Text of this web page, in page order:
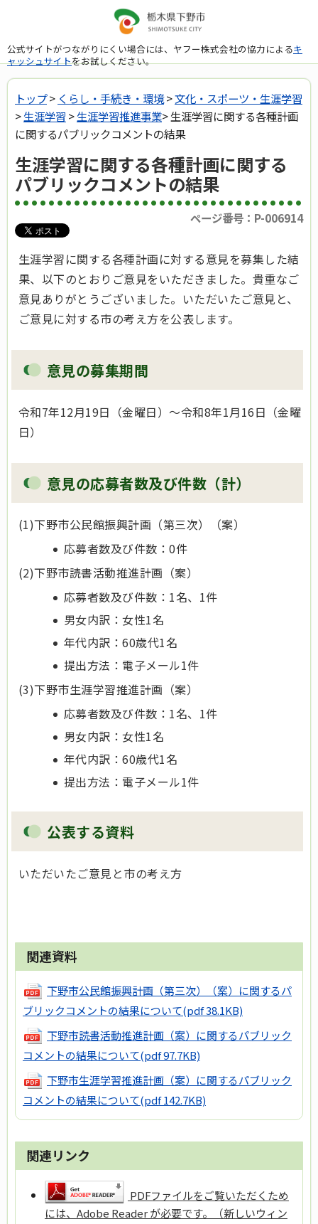
公式サイトがつながりにくい場合には、ヤフー株式会社の協力によるキ
ャッシュサイトをお試しください。
トップ> くらし・手続き・環境>文化・スポーツ・生涯学習
>生涯学習 >生涯学習推進事業> 生涯学習に関する各種計画
に関するパブリックコメントの結果
生涯学習に関する各種計画に関する
パブリックコメントの結果
ページ番号：P-006914
生涯学習に関する各種計画に対する意見を募集した結
果、以下のとおりご意見をいただきました。貴重なご
意見ありがとうございました。いただいたご意見と、
ご意見に対する市の考え方を公表します。
意見の募集期間
令和7年12月19日（金曜日）～令和8年1月16日（金曜
日）
意見の応募者数及び件数（計）
(1)下野市公民館振興計画（第三次）（案）
応募者数及び件数：0件
(2)下野市読書活動推進計画（案）
応募者数及び件数：1名、1件
男女内訳：女性1名
年代内訳：60歳代1名
提出方法：電子メール1件
(3)下野市生涯学習推進計画（案）
応募者数及び件数：1名、1件
男女内訳：女性1名
年代内訳：60歳代1名
提出方法：電子メール1件
公表する資料
いただいたご意見と市の考え方
関連資料
下野市公民館振興計画（第三次）（案）に関するパ
ブリックコメントの結果について(pdf 38.1KB)
下野市読書活動推進計画（案）に関するパブリック
コメントの結果について(pdf 97.7KB)
下野市生涯学習推進計画（案）に関するパブリック
コメントの結果について(pdf 142.7KB)
関連リンク
PDFファイルをご覧いただくため
には、Adobe Reader が必要です。（新しいウィン